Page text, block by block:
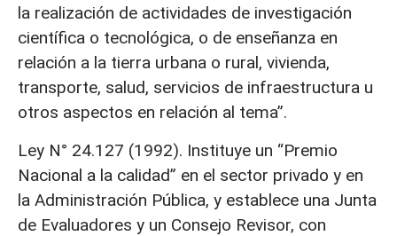
la realización de actividades de investigación
científica o tecnológica, o de enseñanza en
relación a la tierra urbana o rural, vivienda,
transporte, salud, servicios de infraestructura u
otros aspectos en relación al tema”.
Ley N° 24.127 (1992). Instituye un “Premio
Nacional a la calidad” en el sector privado y en
la Administración Pública, y establece una Junta
de Evaluadores y un Consejo Revisor, con